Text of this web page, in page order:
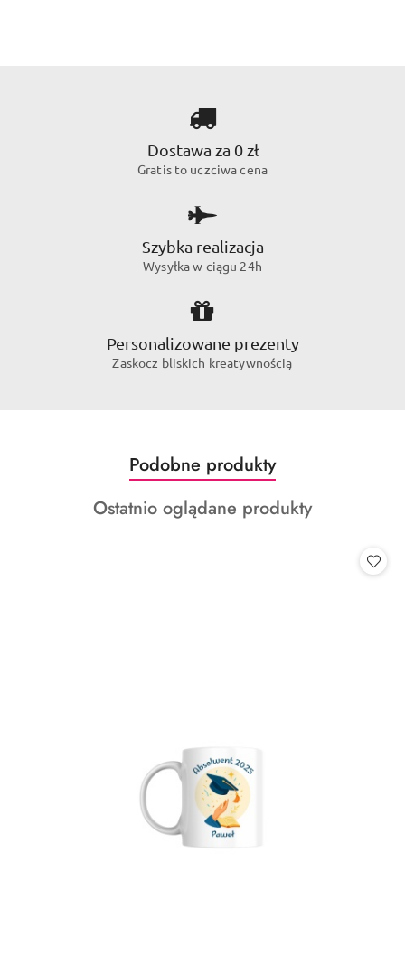
Dostawa za 0 zł
Gratis to uczciwa cena
Szybka realizacja
Wysyłka w ciągu 24h
Personalizowane prezenty
Zaskocz bliskich kreatywnością
Pomiń karuzelę produktów
Produkty
o
statusie:
Podobne produkty
Produkty
Ostatnio oglądane produkty